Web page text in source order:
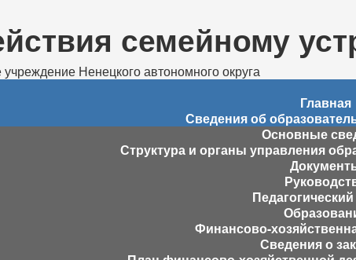
семейному
Ненецкого автономного округа
Главная
Сведения об
Основные
Структура и органы управления
Финансово-
Сведения о